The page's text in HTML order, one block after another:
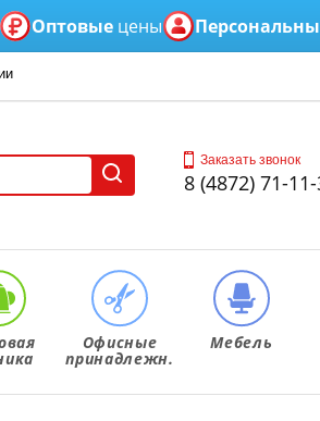
цены Персональный
Заказать звонок
8 (4872) 71-
Офисные
принадлежн.
Мебель